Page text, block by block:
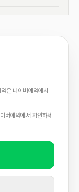
은 네이버예약에서
버예약에서 확인하세